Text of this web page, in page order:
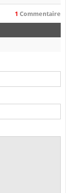
1 Commentaire